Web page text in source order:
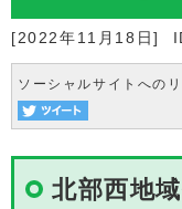
[2022年11月18日]
ソーシャルサイトへの
北部西地